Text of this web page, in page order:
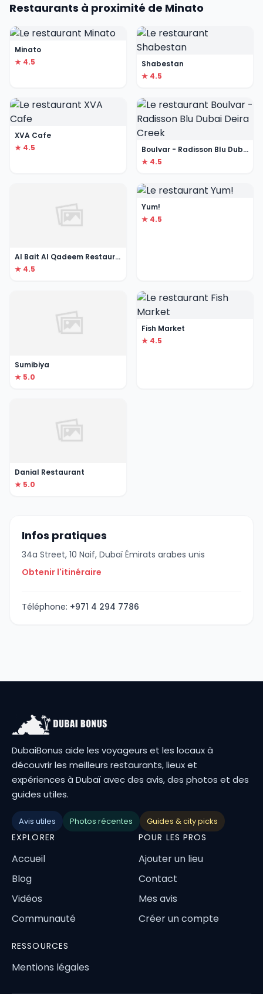
Restaurants à proximité de Minato
Minato
★ 4.5
Shabestan
★ 4.5
XVA Cafe
★ 4.5
Boulvar - Radisson Blu Dubai Deira Creek
★ 4.5
Al Bait Al Qadeem Restaurant and Cafe
★ 4.5
Yum!
★ 4.5
Sumibiya
★ 5.0
Fish Market
★ 4.5
Danial Restaurant
★ 5.0
Infos pratiques
34a Street, 10 Naif, Dubaï Émirats arabes unis
Obtenir l'itinéraire
Téléphone: +971 4 294 7786
DubaiBonus aide les voyageurs et les locaux à
découvrir les meilleurs restaurants, lieux et
expériences à Dubaï avec des avis, des photos et des
guides utiles.
Avis utiles Photos récentes Guides & city picks
EXPLORER
Accueil
Blog
Vidéos
Communauté
POUR LES PROS
Ajouter un lieu
Contact
Mes avis
Créer un compte
RESSOURCES
Mentions légales